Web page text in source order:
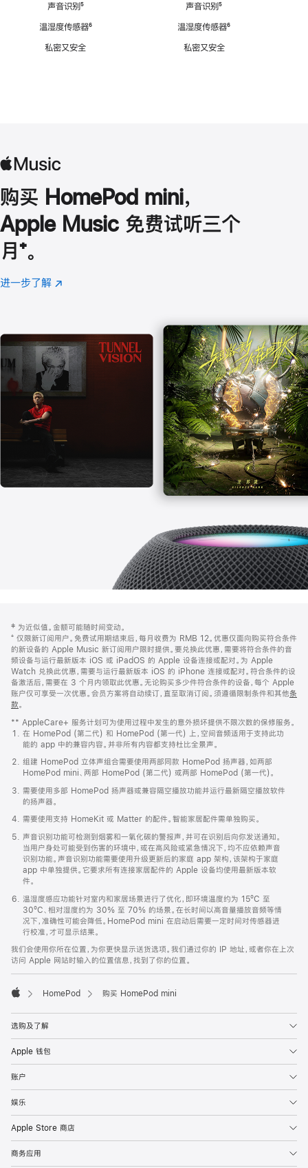
声音识别脚
⁵
温湿度传感器脚
⁶
私密又安全
声音识别脚
⁵
温湿度传感器脚
⁶
私密又安全
购买 HomePod mini，
Apple Music 免费试听三个
月 脚
注
⁺。
进一步了解 Apple
(在
口
中
打
开)
页
页
脚
注
‡ 为近似值。金额可能随时间变动。
⁺ 仅限新订阅用户。免费试用期结束后，每月收费为 RMB 12。优惠仅面向购买符合条件
的新设备的 Apple Music 新订阅用户限时提供。要兑换此优惠，需要将符合条件的音
频设备与运行最新版本 iOS 或 iPadOS 的 Apple 设备连接或配对。为 Apple
Watch 兑换此优惠，需要与运行最新版本 iOS 的 iPhone 连接或配对。符合条件的设
备激活后，需要在 3 个月内领取此优惠。无论购买多少件符合条件的设备，每个 Apple
账户仅可享受一次优惠。会员方案将自动续订，直至取消订阅。须遵循限制条件和其他条
款。
窗
口
中
打
开)
** AppleCare+ 服务计划可为使用过程中发生的意外损坏提供不限次数的保修服务。
在 HomePod (第二代) 和 HomePod (第一代) 上，空间音频适用于支持此功
能的 app 中的兼容内容。并非所有内容都支持杜比全景声。
组建 HomePod 立体声组合需要使用两部同款 HomePod 扬声器，如两部
HomePod mini、两部 HomePod (第二代) 或两部 HomePod (第一代)。
需要使用多部 HomePod 扬声器或兼容隔空播放功能并运行最新隔空播放软件
的扬声器。
需要使用支持 HomeKit 或 Matter 的配件。智能家居配件需单独购买。
声音识别功能可检测到烟雾和一氧化碳的警报声，并可在识别后向你发送通知。
当用户身处可能受到伤害的环境中，或在高风险或紧急情况下，均不应依赖声音
识别功能。声音识别功能需要使用升级更新后的家庭 app 架构，该架构于家庭
app 中单独提供。它要求所有连接家居配件的 Apple 设备均使用最新版本软
件。
温湿度感应功能针对室内和家居场景进行了优化，即环境温度约为 15ºC 至
30ºC、相对湿度约为 30% 至 70% 的场景。在长时间以高音量播放音频等情
况下，准确性可能会降低。HomePod mini 在启动后需要一定时间对传感器进
行校准，才可显示结果。
我们会使用你所在位置，为你更快显示送货选项。我们通过你的 IP 地址，或者你在上次
访问 Apple 网站时输入的位置信息，找到了你的位置。
HomePod 购买 HomePod mini
选购及了解
Apple 钱包
账户
娱乐
Apple Store 商店
商务应用